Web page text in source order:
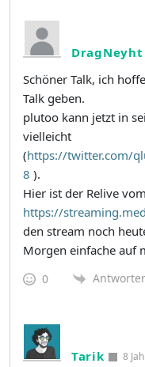
DragNeyht
Schöner Talk, ich
Talk geben.
plutoo kann jetzt in
vielleicht
(https://twitter.com/
8 ).
Hier ist der Relive
https://
den stream noch
Morgen einfache auf
0
Tarik 8